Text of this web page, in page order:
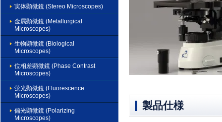
実体顕微鏡 (Stereo Microscopes)
金属顕微鏡 (Metallurgical
Microscopes)
生物顕微鏡 (Biological
Microscopes)
位相差顕微鏡 (Phase Contrast
Microscopes)
蛍光顕微鏡 (Fluorescence
Microscopes)
偏光顕微鏡 (Polarizing
Microscopes)
製品仕様